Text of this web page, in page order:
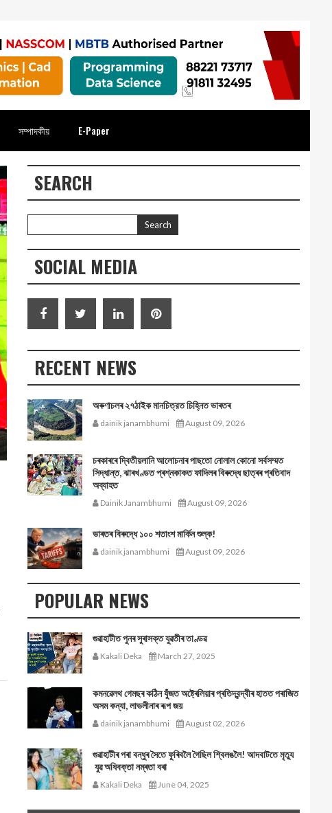
সম্পাদকীয় E-Paper
SEARCH
SOCIAL MEDIA
RECENT NEWS
অৰুণাচলৰ ২৭ঠাইক মানচিত্রত চিহ্নিত ভাৰতৰ
dainik janambhumi August 09, 2026
চৰকাৰৰে দ্বিতীয়লানি আলোচনাৰ পাছতো নোলাল কোনো সর্বসম্মত
সিদ্ধান্ত, ঝাৰখণ্ডত প্ৰশ্নকাকত ফাদিলৰ বিৰুদ্ধে ছাত্ৰৰ প্ৰতিবাদ
অব্যাহত
Dainik Janambhumi August 09, 2026
ভাৰতৰ বিৰুদ্ধে ১০০ শতাংশ মার্কিন শুল্ক!
dainik janambhumi August 09, 2026
POPULAR NEWS
গুৱাহাটীত পুনৰ সুৰাসক্ত যুৱতীৰ তাণ্ডৱ
Kakali Deka March 27, 2025
কমনৱেলথ গেমছৰ কঠিন যুঁজত অষ্ট্ৰেলিয়াৰ প্ৰতিদ্বন্দ্বীৰ হাতত পৰাজিত
অসম কন্যা, লাভলীনাৰ ৰূপ জয়
dainik janambhumi August 02, 2026
গুৱাহাটীৰ পৰা বন্ধুৰ সৈতে ফুৰিবলৈ গৈছিল শ্বিলঙলৈ! আদবাটতে মৃত্যু
যুৱ অধিবক্তা নম্ৰতা বৰা
Kakali Deka June 04, 2025